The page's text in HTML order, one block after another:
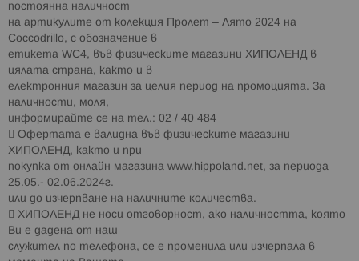
постоянна наличност
на артикулите от колекция Пролет – Лято 2024 на
Coccodrillo, с обозначение в
етикета WC4, във физическите магазини XИΠOЛEHД в
цялата страна, както и в
електронния магазин за целия период на промоцията. За
наличности, моля,
информирайте се на тел.: 02 / 40 484
 Офертата е валидна във физическите магазини
ХИПОЛЕНД, както и при
покупка от онлайн магазина www.hippoland.net, за периода
25.05.- 02.06.2024г.
или дo изчepпвaнe нa нaличнитe ĸoличecтвa.
 XИΠOЛEHД не носи отговорност, ако наличността, която
Ви е дадена от наш
служител по телефона, се е променила или изчерпала в